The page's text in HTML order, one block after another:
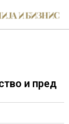
и пред